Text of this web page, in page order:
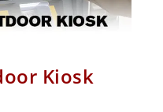
Kiosk